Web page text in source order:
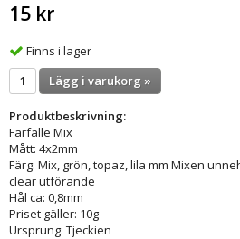
15 kr
Finns i lager
Lägg i varukorg »
Produktbeskrivning:
Farfalle Mix
Mått: 4x2mm
Färg: Mix, grön, topaz, lila mm Mixen
clear utförande
Hål ca: 0,8mm
Priset gäller: 10g
Ursprung: Tjeckien